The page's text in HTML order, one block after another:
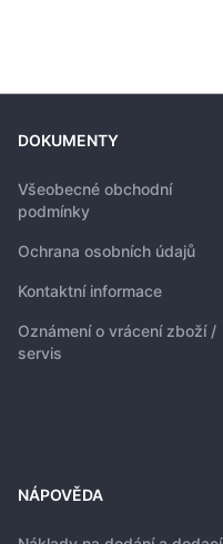
DOKUMENTY
Všeobecné obchodní
podmínky
Ochrana osobních údajů
Kontaktní informace
Oznámení o vrácení zboží /
servis
NÁPOVĚDA